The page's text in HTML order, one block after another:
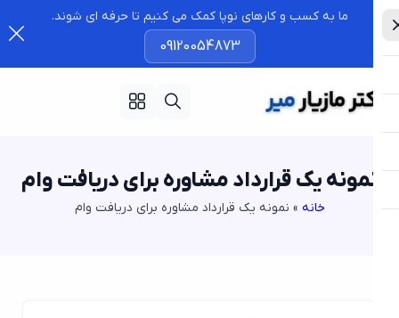
ما به کسب و کارهای نوپا کمک می کنیم تا حرفه ای شوند.
09120054873
یک قرارداد مشاوره برای دریافت وام
»نمونه یک قرارداد مشاوره برای دریافت وام